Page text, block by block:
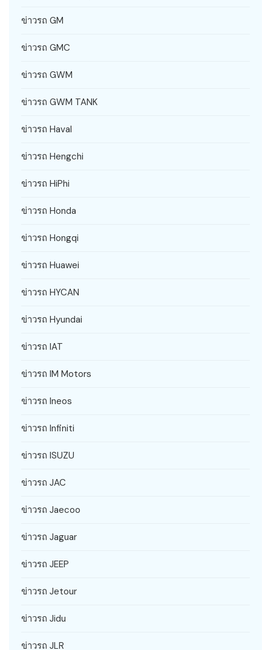
ข่าวรถ GM
ข่าวรถ GMC
ข่าวรถ GWM
ข่าวรถ GWM TANK
ข่าวรถ Haval
ข่าวรถ Hengchi
ข่าวรถ HiPhi
ข่าวรถ Honda
ข่าวรถ Hongqi
ข่าวรถ Huawei
ข่าวรถ HYCAN
ข่าวรถ Hyundai
ข่าวรถ IAT
ข่าวรถ IM Motors
ข่าวรถ Ineos
ข่าวรถ Infiniti
ข่าวรถ ISUZU
ข่าวรถ JAC
ข่าวรถ Jaecoo
ข่าวรถ Jaguar
ข่าวรถ JEEP
ข่าวรถ Jetour
ข่าวรถ Jidu
ข่าวรถ JLR